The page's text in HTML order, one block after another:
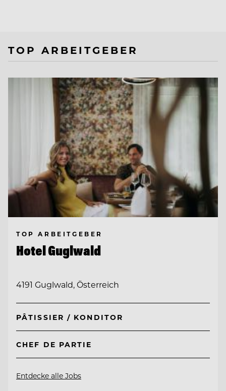
TOP ARBEITGEBER
TOP ARBEITGEBER
Hotel Guglwald
4191 Guglwald, Österreich
PÂTISSIER / KONDITOR
CHEF DE PARTIE
Entdecke alle Jobs